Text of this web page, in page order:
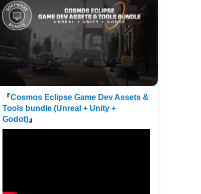
『Cosmos Eclipse Game Dev Assets &
Tools bundle (Unreal + Unity +
Godot)』